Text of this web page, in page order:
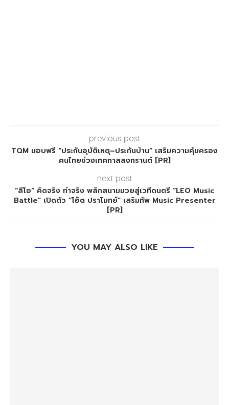
previous post
TQM มอบฟรี “ประกันอุบัติเหตุ–ประกันบ้าน” เสริมความคุ้มครอง
คนไทยช่วงเทศกาลสงกรานต์ [PR]
next post
“ลีโอ” คิดจริง ทำจริง พลิกสนามมวยสู่เวทีดนตรี “LEO Music
Battle” เปิดตัว “โอ๊ต ปราโมทย์” เสริมทัพ Music Presenter
[PR]
YOU MAY ALSO LIKE